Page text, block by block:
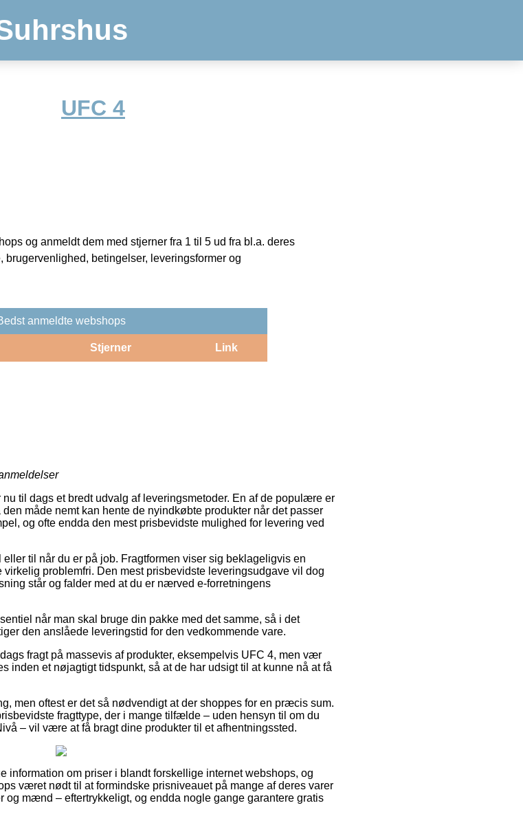
UFC 4
og anmeldt dem med stjerner fra 1 til 5 ud fra bl.a. deres
betingelser, leveringsformer og
anmeldte webshops
Stjerner Link
til dags et bredt udvalg af leveringsmetoder. En af de populære er
måde nemt kan hente de nyindkøbte produkter når det passer
og ofte endda den mest prisbevidste mulighed for levering ved
til når du er på job. Fragtformen viser sig beklageligvis en
problemfri. Den mest prisbevidste leveringsudgave vil dog
står og falder med at du er nærved e-forretningens
når man skal bruge din pakke med det samme, så i det
den anslåede leveringstid for den vedkommende vare.
fragt på massevis af produkter, eksempelvis UFC 4, men vær
inden et nøjagtigt tidspunkt, så at de har udsigt til at kunne nå at få
men oftest er det så nødvendigt at der shoppes for en præcis sum.
fragttype, der i mange tilfælde – uden hensyn til om du
– vil være at få bragt dine produkter til et afhentningssted.
information om priser i blandt forskellige internet webshops, og
været nødt til at formindske prisniveauet på mange af deres varer
og mænd – eftertrykkeligt, og endda nogle gange garantere gratis